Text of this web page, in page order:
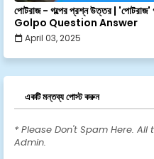
পোটরাজ - গল্পের প্রশ্ন উত্তর |
Golpo Question Answer
April 03, 2025
একটি মন্তব্য পোস্ট করুন
* Please Don't Spam Here.
Admin.